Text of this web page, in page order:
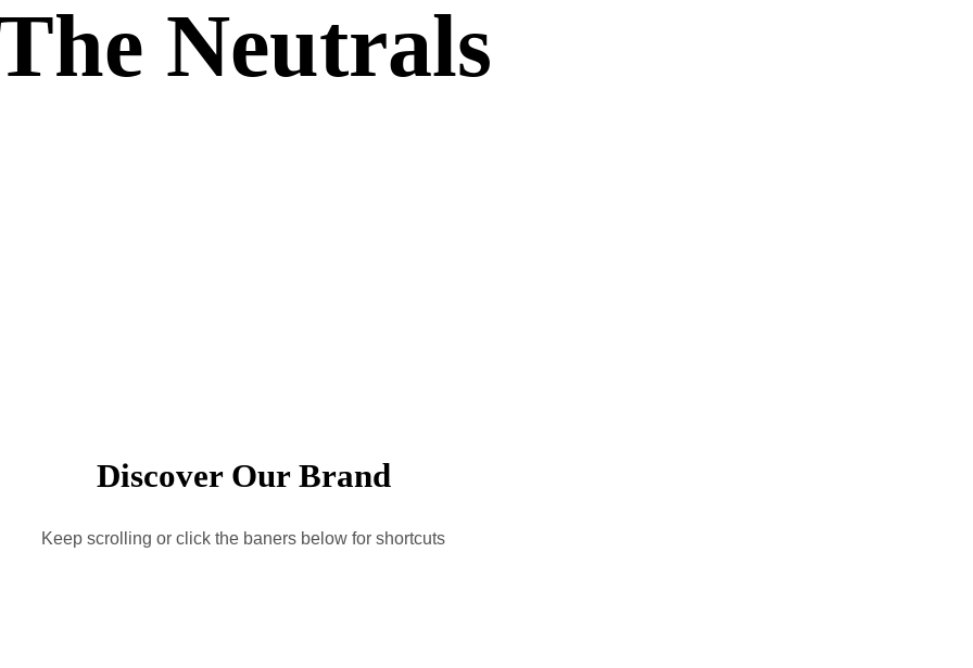
Neutrals
Discover Our Brand
Keep scrolling or click the baners below for shortcuts